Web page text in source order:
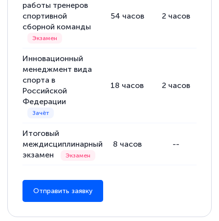
работы тренеров
спортивной
сборной команды
54 часов 2 часов
Инновационный
менеджмент вида
спорта в
Российской
Федерации
18 часов 2 часов
Итоговый
междисциплинарный
экзамен
8 часов --
Отправить заявку